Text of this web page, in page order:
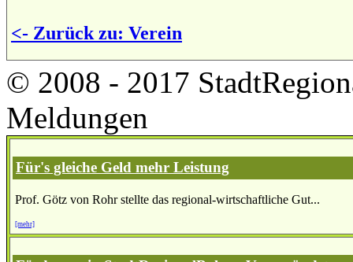
<- Zurück zu: Verein
© 2008 - 2017
Meldungen
Für's gleiche Geld mehr Leistung
Prof. Götz von Rohr stellte das regional-wirtschaftliche Gut...
[mehr]